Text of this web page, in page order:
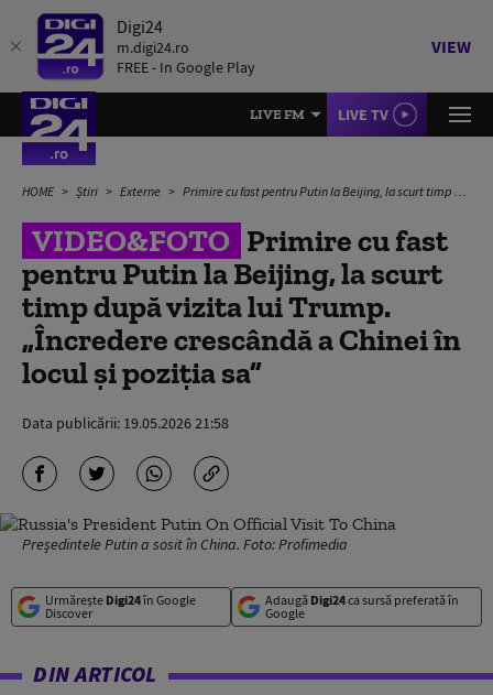
Digi24
m.digi24.ro
FREE - In Google Play
VIEW
LIVE FM LIVE TV
HOME Știri Externe Primire cu fast pentru Putin la Beijing, la scurt timp după vizita lui Trump. „Încredere crescândă a Chinei în locul și poziția sa”
VIDEO&FOTO Primire cu fast
pentru Putin la Beijing, la scurt
timp după vizita lui Trump.
„Încredere crescândă a Chinei în
locul și poziția sa”
Data publicării: 19.05.2026 21:58
Președintele Putin a sosit în China. Foto: Profimedia
Urmărește Digi24în Google
Discover
Adaugă Digi24ca sursă preferată în
Google
DIN ARTICOL